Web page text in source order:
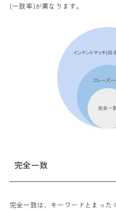
(一致率)が異なります。
完全一致
完全一致は、キーワードとまった